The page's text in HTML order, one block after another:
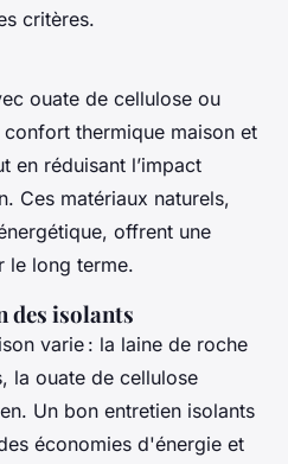
critères.
ouate de cellulose ou
thermique maison et
en réduisant l’impact
Ces matériaux naturels,
offrent une
le long terme.
des isolants
varie : la laine de roche
la ouate de cellulose
Un bon entretien isolants
économies d'énergie et